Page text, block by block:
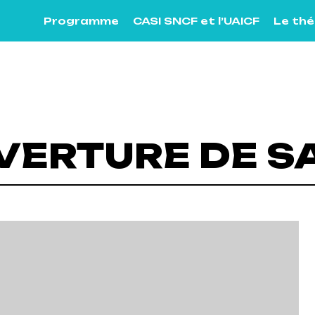
Programme CASI SNCF et l’UAICF Le
DE